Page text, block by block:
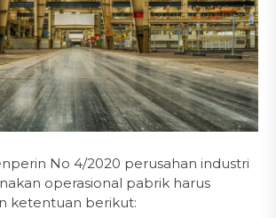
No 4/2020 perusahan industri
operasional pabrik harus
ketentuan berikut: